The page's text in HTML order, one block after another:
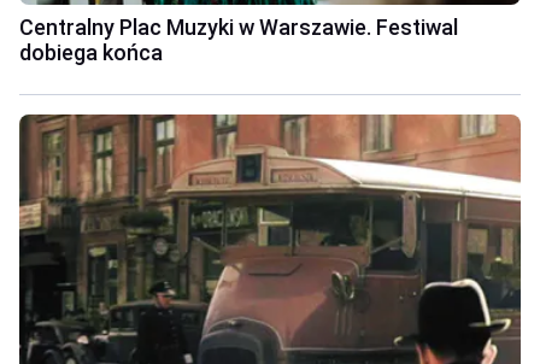
Centralny Plac Muzyki w Warszawie. Festiwal
dobiega końca